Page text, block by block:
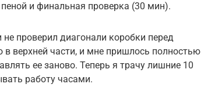
и финальная проверка (30 мин).
проверил диагонали коробки перед
в верхней части, и мне пришлось полностью
ее заново. Теперь я трачу лишние 10
работу часами.